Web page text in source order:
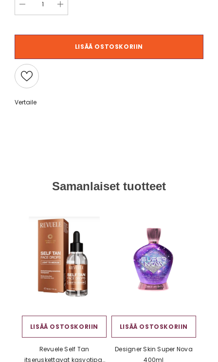
LISÄÄ OSTOSKORIIN
Vertaile
Samanlaiset tuotteet
LISÄÄ OSTOSKORIIN
Revuele Self Tan
itseruskettavat kasvotipat
LISÄÄ OSTOSKORIIN
Designer Skin Super Nova
400ml